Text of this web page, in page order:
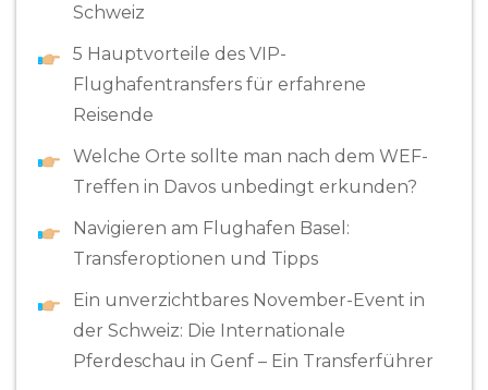
Schweiz
5 Hauptvorteile des VIP-
Flughafentransfers für erfahrene
Reisende
Welche Orte sollte man nach dem WEF-
Treffen in Davos unbedingt erkunden?
Navigieren am Flughafen Basel:
Transferoptionen und Tipps
Ein unverzichtbares November-Event in
der Schweiz: Die Internationale
Pferdeschau in Genf – Ein Transferführer